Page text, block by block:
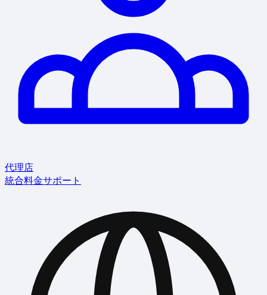
代理店
統合料金サポート